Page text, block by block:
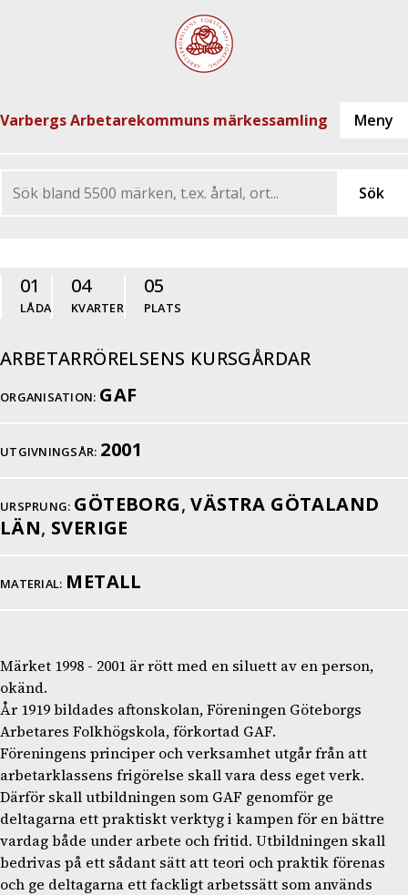
Varbergs Arbetarekommuns märkessamling
01
LÅDA
04
KVARTER
05
PLATS
ARBETARRÖRELSENS KURSGÅRDAR
ORGANISATION: GAF
UTGIVNINGSÅR: 2001
URSPRUNG: GÖTEBORG,VÄSTRA GÖTALAND
LÄN, SVERIGE
MATERIAL: METALL
Märket 1998 - 2001 är rött med en siluett av en person,
okänd.
År 1919 bildades aftonskolan, Föreningen Göteborgs
Arbetares Folkhögskola, förkortad GAF.
Föreningens principer och verksamhet utgår från att
arbetarklassens frigörelse skall vara dess eget verk.
Därför skall utbildningen som GAF genomför ge
deltagarna ett praktiskt verktyg i kampen för en bättre
vardag både under arbete och fritid. Utbildningen skall
bedrivas på ett sådant sätt att teori och praktik förenas
och ge deltagarna ett fackligt arbetssätt som används